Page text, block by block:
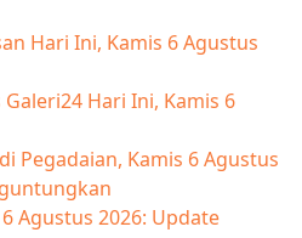
Hari Ini, Kamis 6 Agustus
Hari Ini, Kamis 6
Pegadaian, Kamis 6 Agustus
Agustus 2026: Update